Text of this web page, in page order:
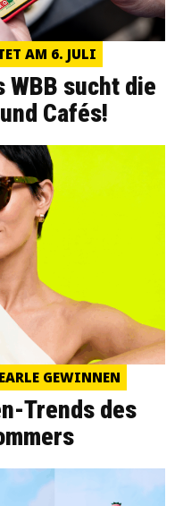
AM 6. JULI
sucht die
Cafés!
GEWINNEN
Trends des